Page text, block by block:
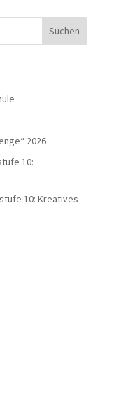
Suchen
2026
10:
10: Kreatives